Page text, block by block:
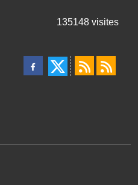
135148 visites